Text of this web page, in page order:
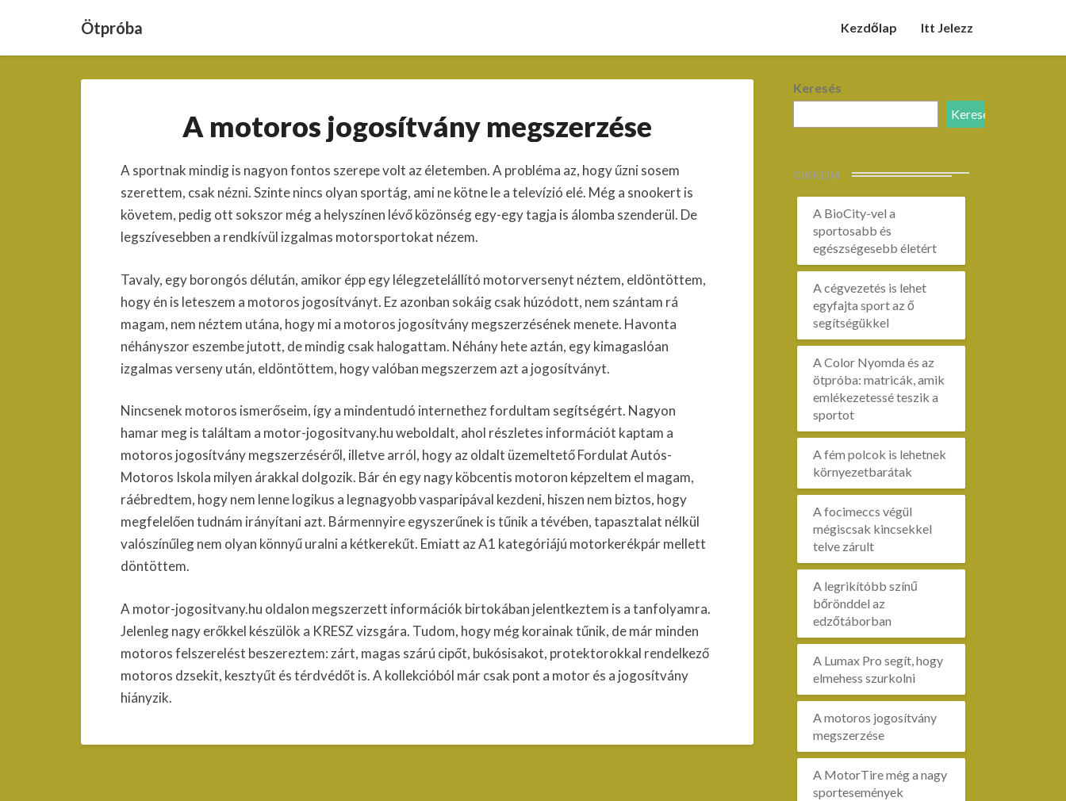
Ötpróba Kezdőlap Itt Jelezz
motoros
jogosítvány
megszerzése
A motoros jogosítvány megszerzése
A sportnak mindig is nagyon fontos szerepe volt az életemben. A probléma az, hogy űzni sosem
szerettem, csak nézni. Szinte nincs olyan sportág, ami ne kötne le a televízió elé. Még a snookert is
követem, pedig ott sokszor még a helyszínen lévő közönség egy-egy tagja is álomba szenderül. De
legszívesebben a rendkívül izgalmas motorsportokat nézem.
Tavaly, egy borongós délután, amikor épp egy lélegzetelállító motorversenyt néztem, eldöntöttem,
hogy én is leteszem a motoros jogosítványt. Ez azonban sokáig csak húzódott, nem szántam rá
magam, nem néztem utána, hogy mi a motoros jogosítvány megszerzésének menete. Havonta
néhányszor eszembe jutott, de mindig csak halogattam. Néhány hete aztán, egy kimagaslóan
izgalmas verseny után, eldöntöttem, hogy valóban megszerzem azt a jogosítványt.
Nincsenek motoros ismerőseim, így a mindentudó internethez fordultam segítségért. Nagyon
hamar meg is találtam a motor-jogositvany.hu weboldalt, ahol részletes információt kaptam a
motoros jogosítvány megszerzéséről, illetve arról, hogy az oldalt üzemeltető Fordulat Autós-
Motoros Iskola milyen árakkal dolgozik. Bár én egy nagy köbcentis motoron képzeltem el magam,
ráébredtem, hogy nem lenne logikus a legnagyobb vasparipával kezdeni, hiszen nem biztos, hogy
megfelelően tudnám irányítani azt. Bármennyire egyszerűnek is tűnik a tévében, tapasztalat nélkül
valószínűleg nem olyan könnyű uralni a kétkerekűt. Emiatt az A1 kategóriájú motorkerékpár mellett
döntöttem.
A motor-jogositvany.hu oldalon megszerzett információk birtokában jelentkeztem is a tanfolyamra.
Jelenleg nagy erőkkel készülök a KRESZ vizsgára. Tudom, hogy még korainak tűnik, de már minden
motoros felszerelést beszereztem: zárt, magas szárú cipőt, bukósisakot, protektorokkal rendelkező
motoros dzsekit, kesztyűt és térdvédőt is. A kollekcióból már csak pont a motor és a jogosítvány
hiányzik.
Keresés
Keresés
CIKKEIM
A BioCity-vel a
sportosabb és
egészségesebb életért
A cégvezetés is lehet
egyfajta sport az ő
segítségükkel
A Color Nyomda és az
ötpróba: matricák, amik
emlékezetessé teszik a
sportot
A fém polcok is lehetnek
környezetbarátak
A focimeccs végül
mégiscsak kincsekkel
telve zárult
A legrikítóbb színű
bőrönddel az
edzőtáborban
A Lumax Pro segít, hogy
elmehess szurkolni
A motoros jogosítvány
megszerzése
A MotorTire még a nagy
sportesemények